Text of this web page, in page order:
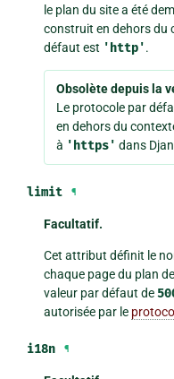
le plan du site a été
construit en dehors du
défaut est 'http'.
Obsolète depuis la
Le protocole par
en dehors du
à 'https' dans
limit ¶
Facultatif.
Cet attribut définit le
chaque page du plan
valeur par défaut de
autorisée par le
i18n ¶